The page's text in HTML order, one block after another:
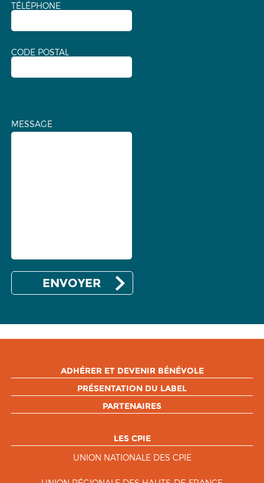
TÉLÉPHONE
CODE POSTAL
MESSAGE
ADHÉRER ET DEVENIR BÉNÉVOLE
PRÉSENTATION DU LABEL
PARTENAIRES
LES CPIE
UNION NATIONALE DES CPIE